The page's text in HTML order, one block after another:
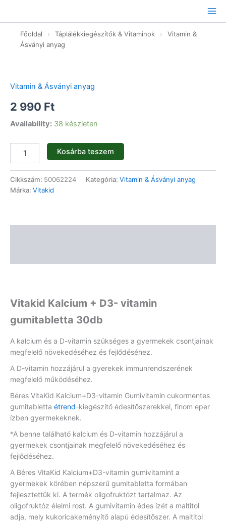
tartalomhoz
Főoldal › Táplálékkiegészítők & Vitaminok ›
Vitamin &
Ásványi anyag
Vitamin & Ásványi anyag
2 990 Ft
Availability: 38 készleten
D3-
vitamin
gumitabletta
-
mennyiség
Kosárba teszem
Cikkszám: 50062224 Kategória: Vitamin & Ásványi anyag
Márka: Vitakid
Vitakid Kalcium + D3- vitamin
gumitabletta 30db
A kalcium és a D-vitamin szükséges a gyermekek csontjainak
megfelelő növekedéséhez és fejlődéséhez.
A D-vitamin hozzájárul a gyerekek immunrendszerének
megfelelő működéséhez.
Béres VitaKid Kalcium+D3-vitamin Gumivitamin cukormentes
gumitabletta étrend-kiegészítő édesítőszerekkel, finom eper
ízben gyermekeknek.
*A benne található kalcium és D-vitamin hozzájárul a
gyermekek csontjainak megfelelő növekedéséhez és
fejlődéséhez.
A Béres VitaKid Kalcium+D3-vitamin gumivitamint a
gyermekek körében népszerű gumitabletta formában
fejlesztettük ki. A termék oligofruktózt tartalmaz. Az
oligofruktóz élelmi rost. A gumivitamin édes ízét a maltitol
adja, mely kukoricakeményítő alapú édesítőszer. A maltitol